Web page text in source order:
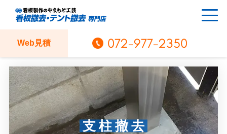
Web見積 072-977-2350
支柱撤去